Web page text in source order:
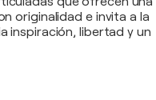
originalidad e invita a la
inspiración, libertad y un